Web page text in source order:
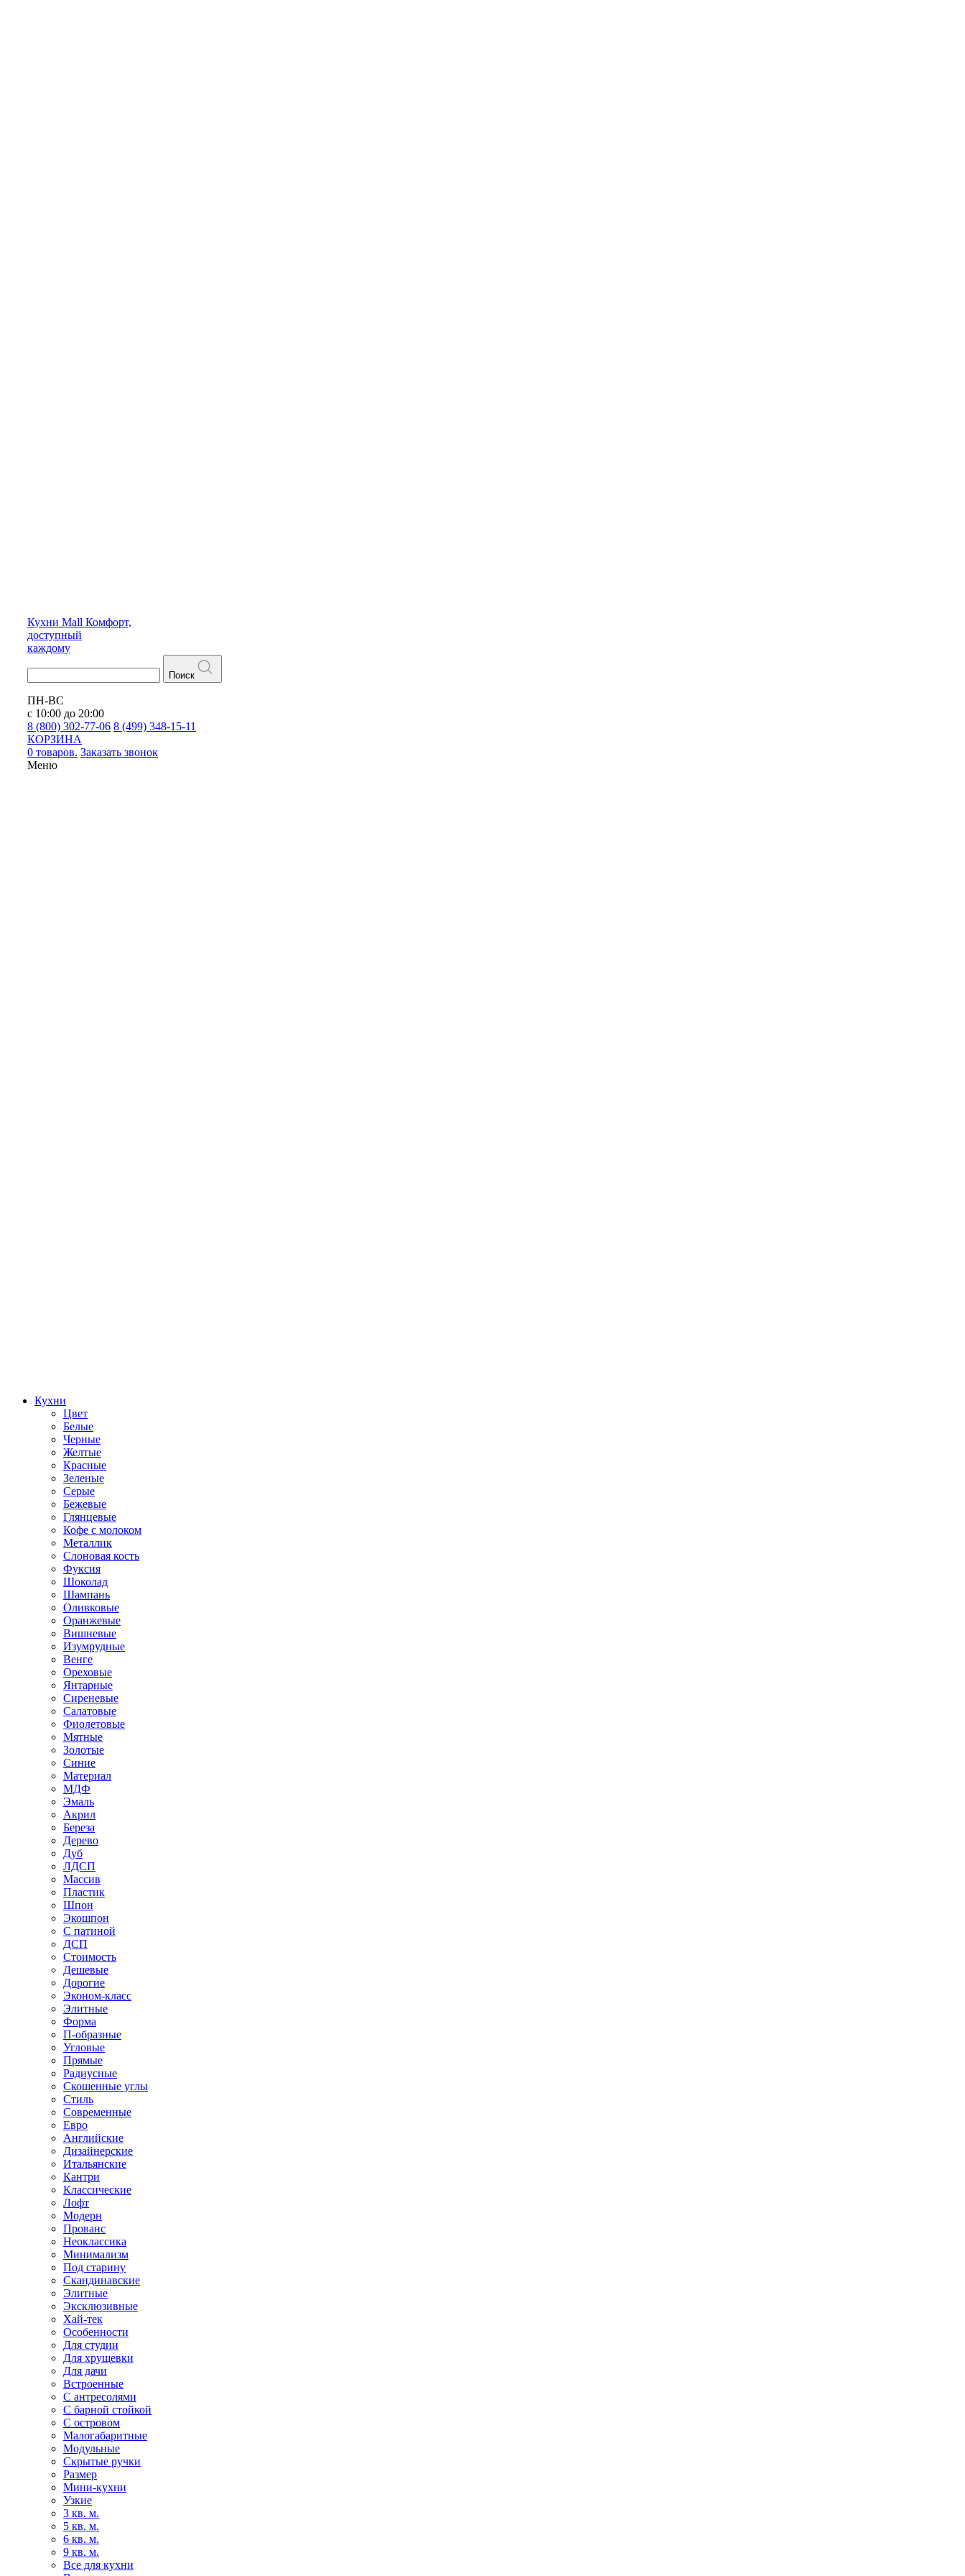
Кухни Mall Комфорт,
доступный
каждому
Поиск
ПН-ВС
с 10:00 до 20:00
8 (800) 302-77-06 8 (499) 348-15-11
КОРЗИНА
0 товаров. Заказать звонок
Меню
Кухни
Цвет
Белые
Черные
Желтые
Красные
Зеленые
Серые
Бежевые
Глянцевые
Кофе с молоком
Металлик
Слоновая кость
Фуксия
Шоколад
Шампань
Оливковые
Оранжевые
Вишневые
Изумрудные
Венге
Ореховые
Янтарные
Сиреневые
Салатовые
Фиолетовые
Мятные
Золотые
Синие
Материал
МДФ
Эмаль
Акрил
Береза
Дерево
Дуб
ЛДСП
Массив
Пластик
Шпон
Экошпон
С патиной
ДСП
Стоимость
Дешевые
Дорогие
Эконом-класс
Элитные
Форма
П-образные
Угловые
Прямые
Радиусные
Скошенные углы
Стиль
Современные
Евро
Английские
Дизайнерские
Итальянские
Кантри
Классические
Лофт
Модерн
Прованс
Неоклассика
Минимализм
Под старину
Скандинавские
Элитные
Эксклюзивные
Хай-тек
Особенности
Для студии
Для хрущевки
Для дачи
Встроенные
С антресолями
С барной стойкой
С островом
Малогабаритные
Модульные
Скрытые ручки
Размер
Мини-кухни
Узкие
3 кв. м.
5 кв. м.
6 кв. м.
9 кв. м.
Все для кухни